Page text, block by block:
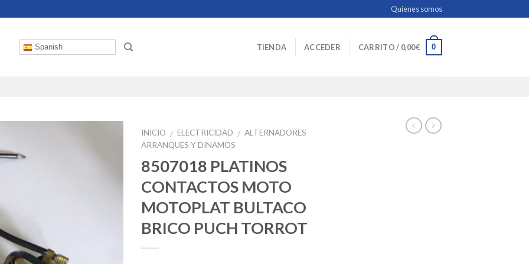
Quienes somos
Spanish TIENDA ACCEDER CARRITO / 0,00€ 0
INICIO / ELECTRICIDAD / ALTERNADORES
ARRANQUES Y DINAMOS
8507018 PLATINOS
CONTACTOS MOTO
MOTOPLAT BULTACO
BRICO PUCH TORROT